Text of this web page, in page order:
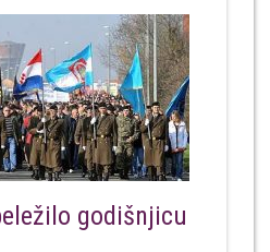
godišnjicu